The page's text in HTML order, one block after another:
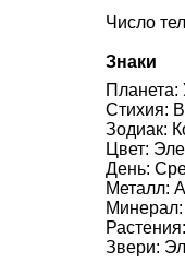
Число
Знаки
Планета:
Стихия:
Зодиак:
Цвет:
День:
Металл:
Минерал:
Звери: